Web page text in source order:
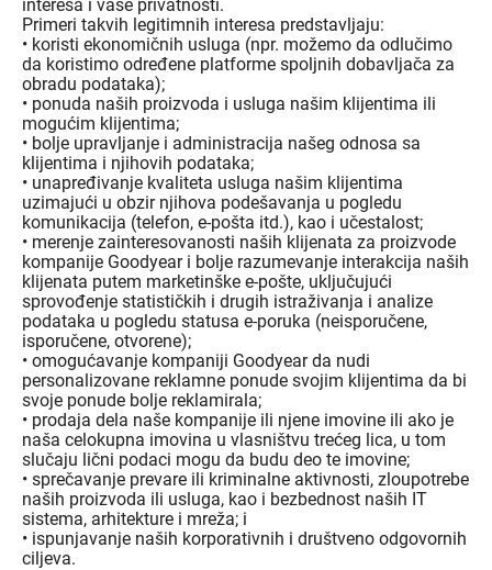
interesa i vaše privatnosti.
Primeri takvih legitimnih interesa predstavljaju:
• koristi ekonomičnih usluga (npr. možemo da odlučimo
da koristimo određene platforme spoljnih dobavljača za
obradu podataka);
• ponuda naših proizvoda i usluga našim klijentima ili
mogućim klijentima;
• bolje upravljanje i administracija našeg odnosa sa
klijentima i njihovih podataka;
• unapređivanje kvaliteta usluga našim klijentima
uzimajući u obzir njihova podešavanja u pogledu
komunikacija (telefon, e-pošta itd.), kao i učestalost;
• merenje zainteresovanosti naših klijenata za proizvode
kompanije Goodyear i bolje razumevanje interakcija naših
klijenata putem marketinške e-pošte, uključujući
sprovođenje statističkih i drugih istraživanja i analize
podataka u pogledu statusa e-poruka (neisporučene,
isporučene, otvorene);
• omogućavanje kompaniji Goodyear da nudi
personalizovane reklamne ponude svojim klijentima da bi
svoje ponude bolje reklamirala;
• prodaja dela naše kompanije ili njene imovine ili ako je
naša celokupna imovina u vlasništvu trećeg lica, u tom
slučaju lični podaci mogu da budu deo te imovine;
• sprečavanje prevare ili kriminalne aktivnosti, zloupotrebe
naših proizvoda ili usluga, kao i bezbednost naših IT
sistema, arhitekture i mreža; i
• ispunjavanje naših korporativnih i društveno odgovornih
ciljeva.